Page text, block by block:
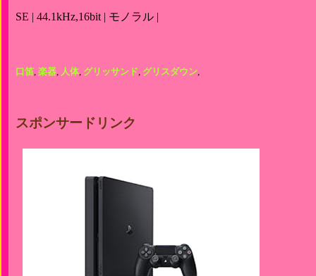
SE | 44.1kHz,16bit | モノラル |
口笛, 楽器, 人体, グリッサンド, グリスダウン,
スポンサードリンク